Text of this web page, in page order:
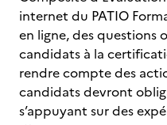
internet du PATIO
en ligne, des questions
candidats à la
rendre compte des
candidats devront
s’appuyant sur des